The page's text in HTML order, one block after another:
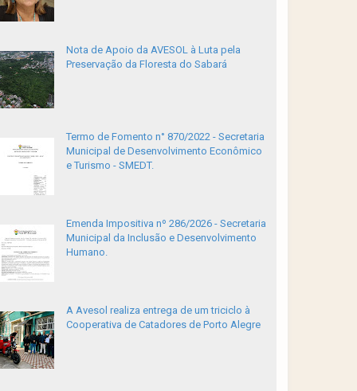
Nota de Apoio da AVESOL à Luta pela
Preservação da Floresta do Sabará
Termo de Fomento n° 870/2022 - Secretaria
Municipal de Desenvolvimento Econômico
e Turismo - SMEDT.
Emenda Impositiva nº 286/2026 - Secretaria
Municipal da Inclusão e Desenvolvimento
Humano.
A Avesol realiza entrega de um triciclo à
Cooperativa de Catadores de Porto Alegre